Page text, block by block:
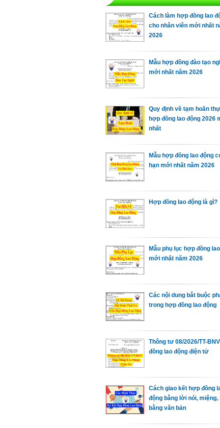
Cách làm hợp đồng lao
cho nhân viên mới nhất
2026
Mẫu hợp đồng đào tạo
mới nhất năm 2026
Quy định về tạm hoãn
hợp đồng lao động 2026
nhất
Mẫu hợp đồng lao động
hạn mới nhất năm 2026
Hợp đồng lao động là gì?
Mẫu phụ lục hợp đồng
mới nhất năm 2026
Các nội dung bắt buộc
trong hợp đồng lao động
Thông tư 08/2026/TT-
đồng lao động điện tử
Cách giao kết hợp đồng
động bằng lời nói, miệng,
bằng văn bản